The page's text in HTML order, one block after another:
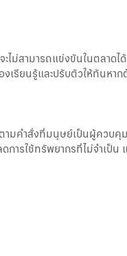
ม่สามารถแข่งขันในตลาดไ
งเรียนรู้และปรับตัวให้ทันหา
คำสั่งที่มนุษย์เป็นผู้ควบคุ
ารใช้ทรัพยากรที่ไม่จำเป็